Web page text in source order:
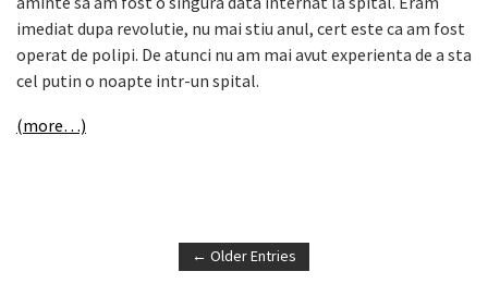
imediat dupa revolutie, nu mai stiu anul, cert este ca am fost
operat de polipi. De atunci nu am mai avut experienta de a sta
cel putin o noapte intr-un spital.
(more…)
← Older Entries